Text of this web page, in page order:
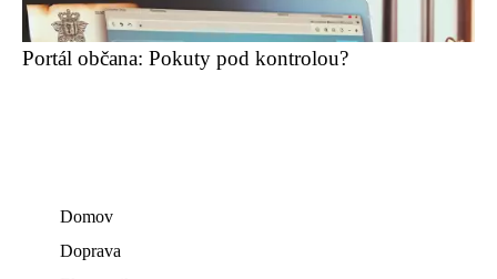
Portál občana: Pokuty pod kontrolou?
Domov
Doprava